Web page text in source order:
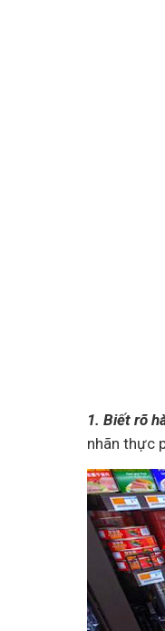
1. Biết rõ
nhãn thực